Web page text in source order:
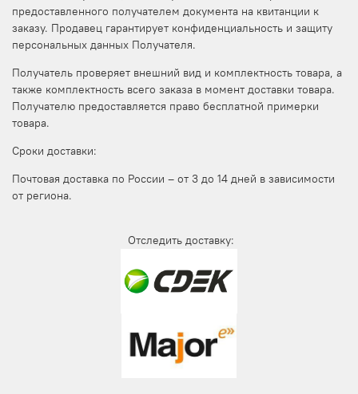
предоставленного получателем документа на квитанции к
заказу. Продавец гарантирует конфиденциальность и защиту
персональных данных Получателя.
Получатель проверяет внешний вид и комплектность товара, а
также комплектность всего заказа в момент доставки товара.
Получателю предоставляется право бесплатной примерки
товара.
Сроки доставки:
Почтовая доставка по России – от 3 до 14 дней в зависимости
от региона.
Отследить доставку: